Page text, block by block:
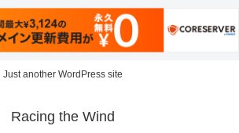
Just another WordPress site
Racing the Wind